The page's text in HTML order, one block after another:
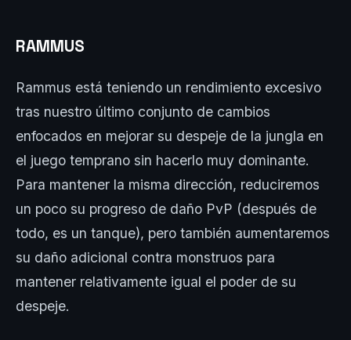
RAMMUS
Rammus está teniendo un rendimiento excesivo
tras nuestro último conjunto de cambios
enfocados en mejorar su despeje de la jungla en
el juego temprano sin hacerlo muy dominante.
Para mantener la misma dirección, reduciremos
un poco su progreso de daño PvP (después de
todo, es un tanque), pero también aumentaremos
su daño adicional contra monstruos para
mantener relativamente igual el poder de su
despeje.